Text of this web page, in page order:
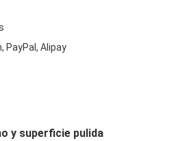
PayPal, Alipay
y superficie pulida